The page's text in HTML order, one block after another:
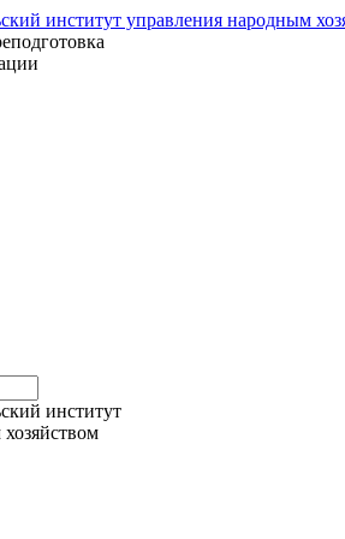
институт управления народным
институт